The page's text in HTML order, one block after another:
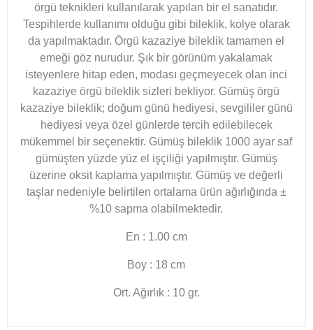
örgü teknikleri kullanılarak yapılan bir el sanatıdır.
Tespihlerde kullanımı olduğu gibi bileklik, kolye olarak
da yapılmaktadır. Örgü kazaziye bileklik tamamen el
emeği göz nurudur. Şık bir görünüm yakalamak
isteyenlere hitap eden, modası geçmeyecek olan inci
kazaziye örgü bileklik sizleri bekliyor. Gümüş örgü
kazaziye bileklik; doğum günü hediyesi, sevgililer günü
hediyesi veya özel günlerde tercih edilebilecek
mükemmel bir seçenektir. Gümüş bileklik 1000 ayar saf
gümüşten yüzde yüz el işçiliği yapılmıştır. Gümüş
üzerine oksit kaplama yapılmıştır. Gümüş ve değerli
taşlar nedeniyle belirtilen ortalama ürün ağırlığında ±
%10 sapma olabilmektedir.
En : 1.00 cm
Boy : 18 cm
Ort. Ağırlık : 10 gr.